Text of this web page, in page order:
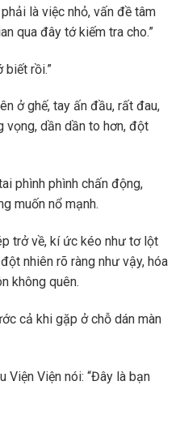
là việc nhỏ, vấn đề tâm
qua đây tớ kiếm tra cho.”
biết rồi.”
ở ghế, tay ấn đầu, rất đau,
vọng, dần dần to hơn, đột
phình phình chấn động,
muốn nổ mạnh.
trở về, kí ức kéo như tơ lột
nhiên rõ ràng như vậy, hóa
không quên.
cả khi gặp ở chỗ dán màn
Viện Viện nói: “Đây là bạn